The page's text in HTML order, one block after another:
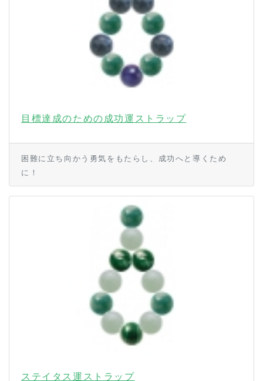
目標達成のための成功運ストラップ
困難に立ち向かう勇気をもたらし、成功へと導くため
に！
ステイタス運ストラップ